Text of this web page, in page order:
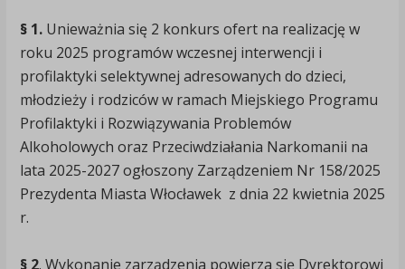
§ 1.Unieważnia się 2 konkurs ofert na realizację w
roku 2025 programów wczesnej interwencji i
profilaktyki selektywnej adresowanych do dzieci,
młodzieży i rodziców w ramach Miejskiego Programu
Profilaktyki i Rozwiązywania Problemów
Alkoholowych oraz Przeciwdziałania Narkomanii na
lata 2025-2027 ogłoszony Zarządzeniem Nr 158/2025
Prezydenta Miasta Włocławek z dnia 22 kwietnia 2025
r.
§ 2. Wykonanie zarządzenia powierza się Dyrektorowi